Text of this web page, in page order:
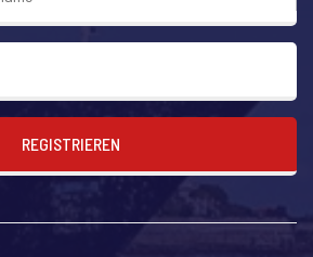
REGISTRIEREN